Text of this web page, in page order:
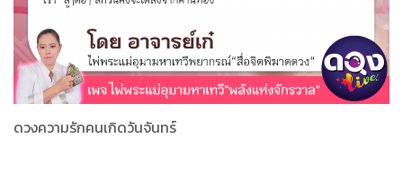
ดวงความรักคนเกิดวันจันทร์